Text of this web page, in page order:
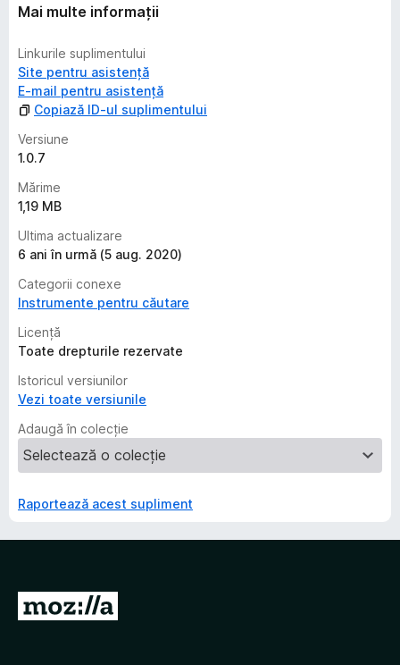
Mai multe informații
Linkurile suplimentului
Site pentru asistență
E-mail pentru asistență
Copiază ID-ul suplimentului
Versiune
1.0.7
Mărime
1,19 MB
Ultima actualizare
6 ani în urmă (5 aug. 2020)
Categorii conexe
Instrumente pentru căutare
Licență
Toate drepturile rezervate
Istoricul versiunilor
Vezi toate versiunile
Adaugă în colecție
Raportează acest supliment
D